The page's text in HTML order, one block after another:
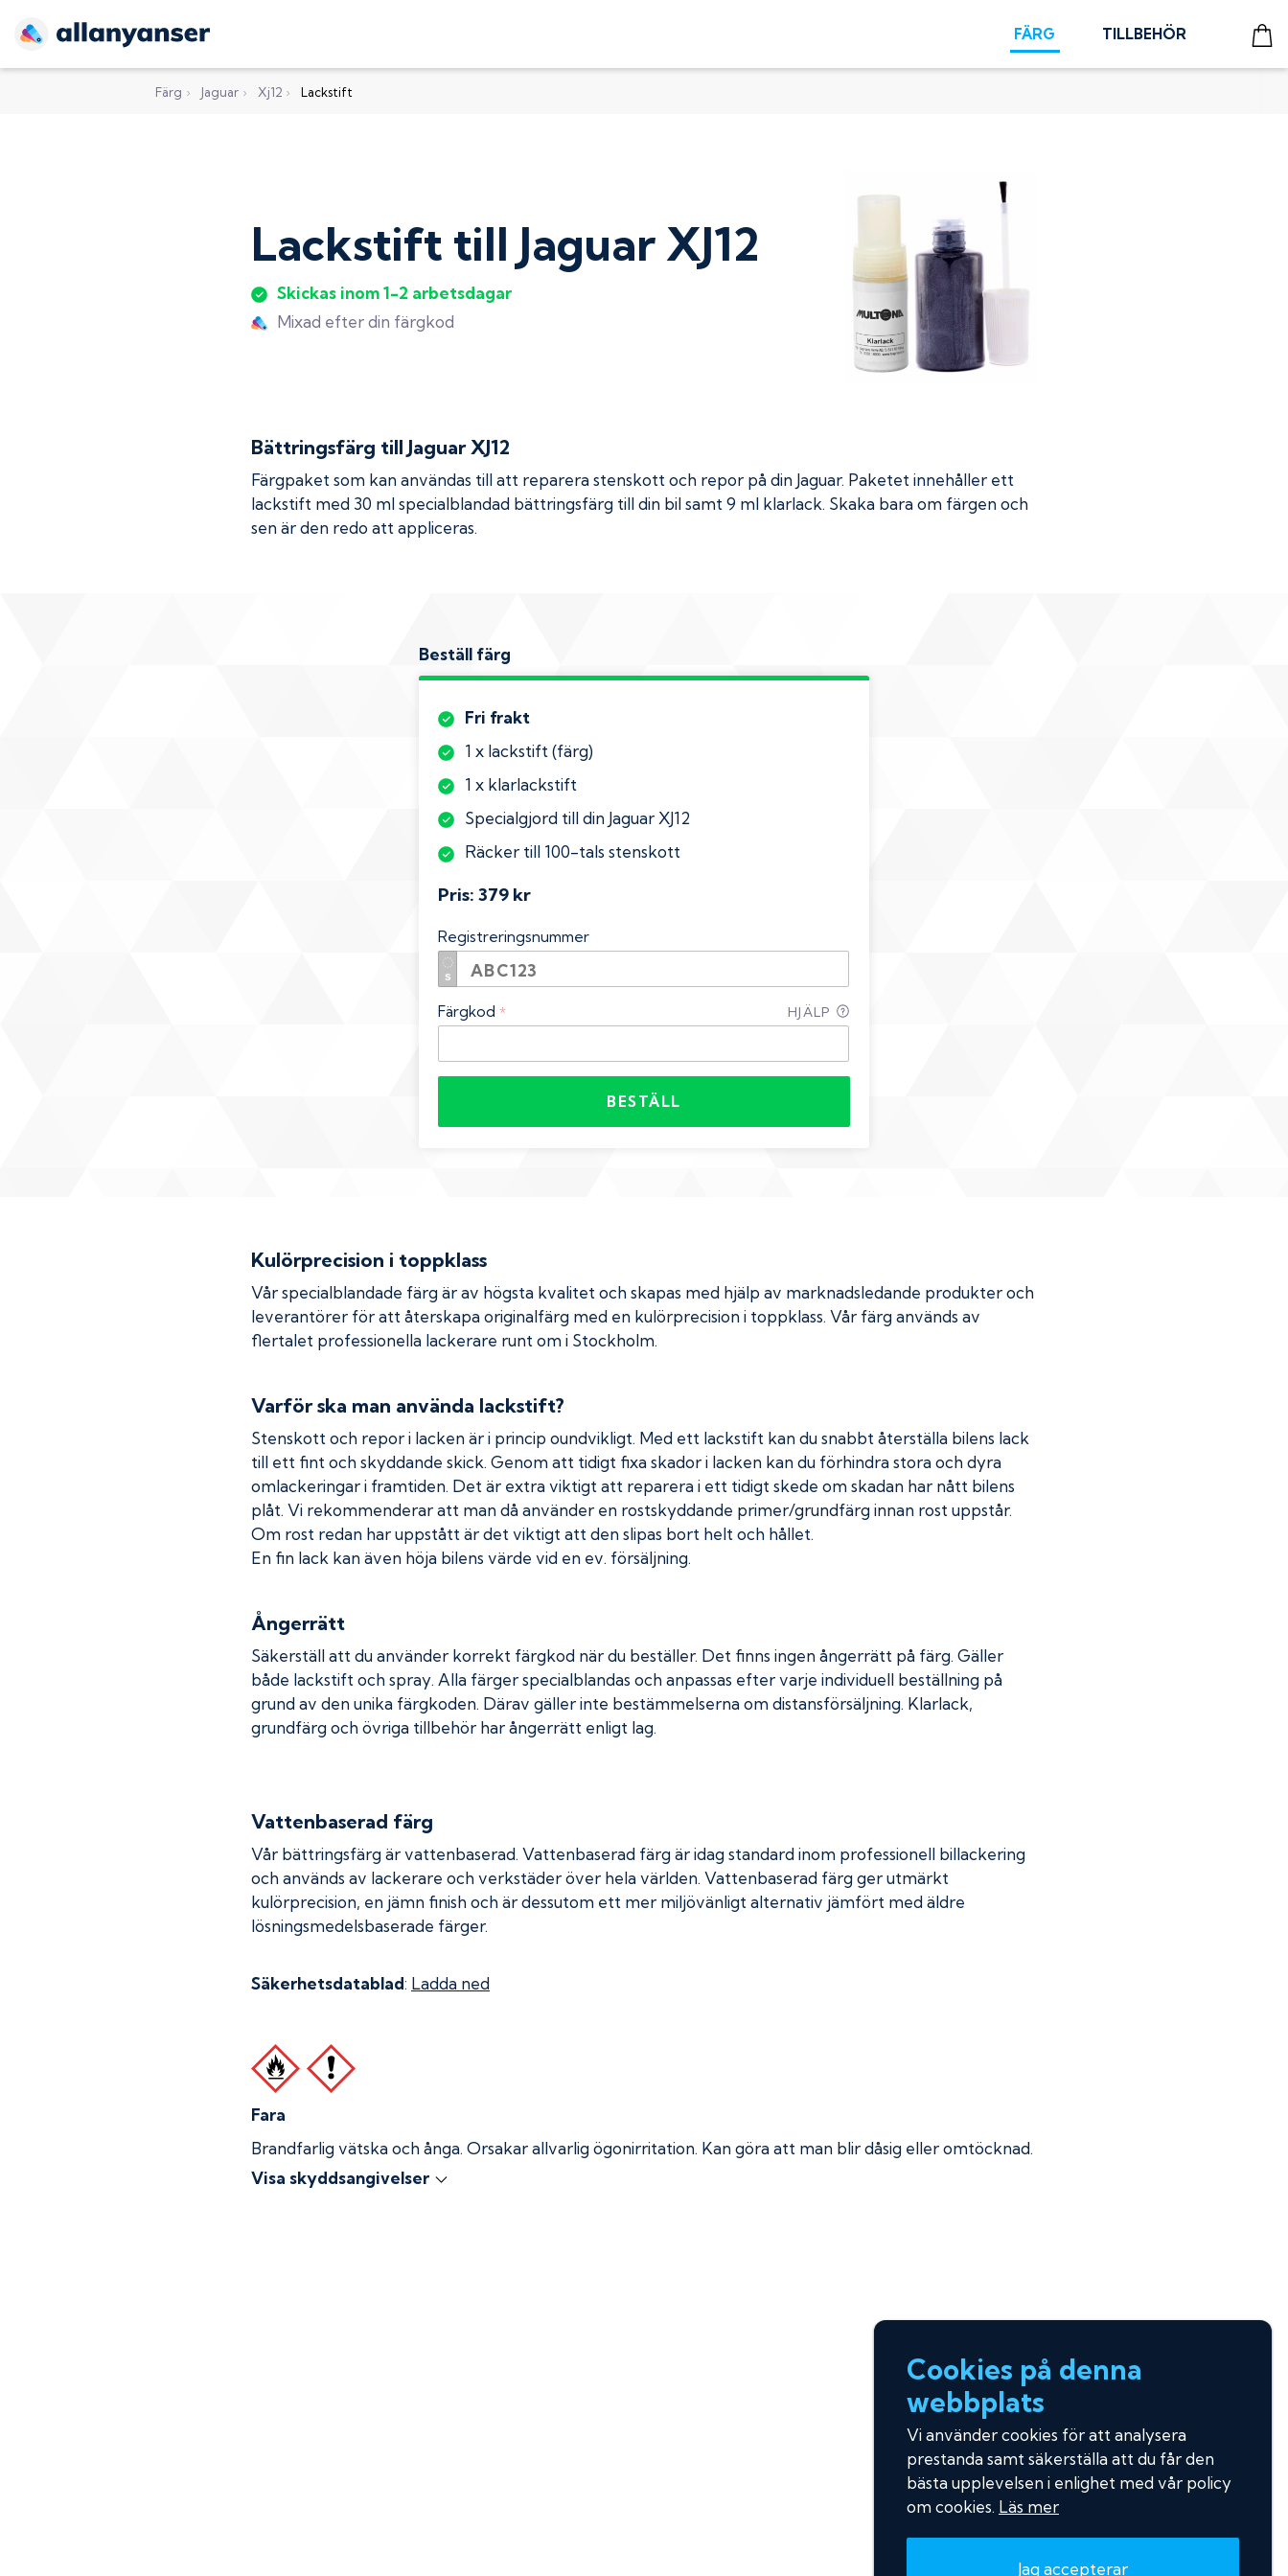
FÄRG TILLBEHÖR
Färg › Jaguar › Xj12 › Lackstift
Lackstift till Jaguar XJ12
Skickas inom 1-2 arbetsdagar
Mixad efter din färgkod
Bättringsfärg till Jaguar XJ12
Färgpaket som kan användas till att reparera stenskott och repor på din Jaguar. Paketet innehåller ett
lackstift med 30 ml specialblandad bättringsfärg till din bil samt 9 ml klarlack. Skaka bara om färgen och
sen är den redo att appliceras.
Beställ färg
Fri frakt
1 x lackstift (färg)
1 x klarlackstift
Specialgjord till din Jaguar XJ12
Räcker till 100-tals stenskott
Pris:379 kr
Registreringsnummer
Färgkod * HJÄLP
BESTÄLL
Kulörprecision i toppklass
Vår specialblandade färg är av högsta kvalitet och skapas med hjälp av marknadsledande produkter och
leverantörer för att återskapa originalfärg med en kulörprecision i toppklass. Vår färg används av
flertalet professionella lackerare runt om i Stockholm.
Varför ska man använda lackstift?
Stenskott och repor i lacken är i princip oundvikligt. Med ett lackstift kan du snabbt återställa bilens lack
till ett fint och skyddande skick. Genom att tidigt fixa skador i lacken kan du förhindra stora och dyra
omlackeringar i framtiden. Det är extra viktigt att reparera i ett tidigt skede om skadan har nått bilens
plåt. Vi rekommenderar att man då använder en rostskyddande primer/grundfärg innan rost uppstår.
Om rost redan har uppstått är det viktigt att den slipas bort helt och hållet.
En fin lack kan även höja bilens värde vid en ev. försäljning.
Ångerrätt
Säkerställ att du använder korrekt färgkod när du beställer. Det finns ingen ångerrätt på färg. Gäller
både lackstift och spray. Alla färger specialblandas och anpassas efter varje individuell beställning på
grund av den unika färgkoden. Därav gäller inte bestämmelserna om distansförsäljning. Klarlack,
grundfärg och övriga tillbehör har ångerrätt enligt lag.
Vattenbaserad färg
Vår bättringsfärg är vattenbaserad. Vattenbaserad färg är idag standard inom professionell billackering
och används av lackerare och verkstäder över hela världen. Vattenbaserad färg ger utmärkt
kulörprecision, en jämn finish och är dessutom ett mer miljövänligt alternativ jämfört med äldre
lösningsmedelsbaserade färger.
Säkerhetsdatablad: Ladda ned
Fara
Brandfarlig vätska och ånga. Orsakar allvarlig ögonirritation. Kan göra att man blir dåsig eller omtöcknad.
Visa skyddsangivelser
Cookies på denna
webbplats
Vi använder cookies för att analysera
prestanda samt säkerställa att du får den
bästa upplevelsen i enlighet med vår policy
om cookies. Läs mer
Jag accepterar